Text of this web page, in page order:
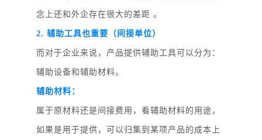
念上还和外企存在很大的差距 。
2. 辅助工具也重要（间接单位）
而对于企业来说，产品提供辅助工具可以分为：
辅助设备和辅助材料。
辅助材料：
属于原材料还是间接费用，看辅助材料的用途，
如果是用于提供，可以归集到某项产品的成本上